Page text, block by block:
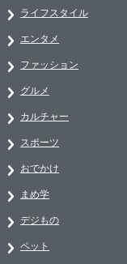
ライフスタイル
エンタメ
ファッション
グルメ
カルチャー
スポーツ
おでかけ
まめ学
デジもの
ペット